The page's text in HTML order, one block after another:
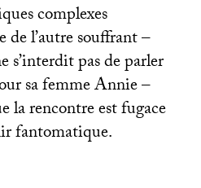
complexes
de l’autre souffrant –
pas de parler
sa femme Annie –
la rencontre est fugace
fantomatique.